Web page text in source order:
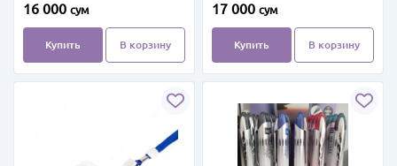
16 000 сум
Купить В корзину
17 000 сум
Купить В корзину